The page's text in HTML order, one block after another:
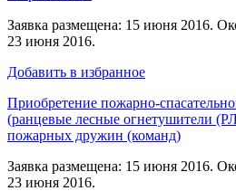
Заявка размещена: 15 июня 2016.
23 июня 2016.
Добавить в избранное
Приобретение пожарно-
(ранцевые лесные огнетушители
пожарных дружин (команд)
Заявка размещена: 15 июня 2016.
23 июня 2016.